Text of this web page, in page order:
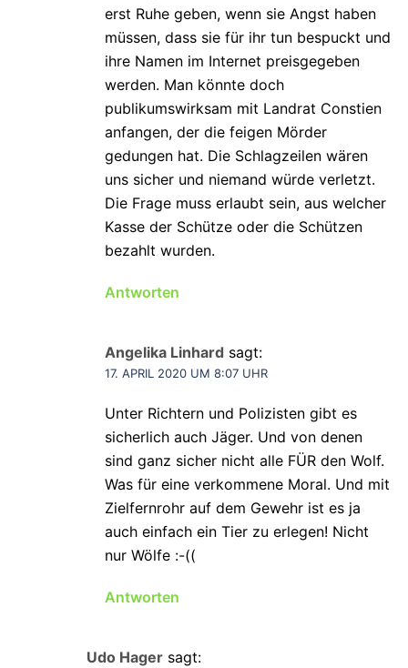
erst Ruhe geben, wenn sie Angst haben
müssen, dass sie für ihr tun bespuckt und
ihre Namen im Internet preisgegeben
werden. Man könnte doch
publikumswirksam mit Landrat Constien
anfangen, der die feigen Mörder
gedungen hat. Die Schlagzeilen wären
uns sicher und niemand würde verletzt.
Die Frage muss erlaubt sein, aus welcher
Kasse der Schütze oder die Schützen
bezahlt wurden.
Antworten
Angelika Linhard sagt:
17. APRIL 2020 UM 8:07 UHR
Unter Richtern und Polizisten gibt es
sicherlich auch Jäger. Und von denen
sind ganz sicher nicht alle FÜR den Wolf.
Was für eine verkommene Moral. Und mit
Zielfernrohr auf dem Gewehr ist es ja
auch einfach ein Tier zu erlegen! Nicht
nur Wölfe :-((
Antworten
Udo Hager sagt: